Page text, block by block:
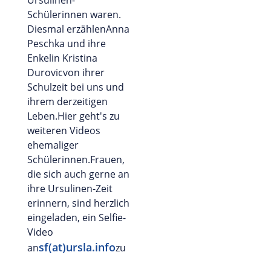
Schülerinnen waren.
Diesmal erzählenAnna
Peschka und ihre
Enkelin Kristina
Durovicvon ihrer
Schulzeit bei uns und
ihrem derzeitigen
Leben.Hier geht's zu
weiteren Videos
ehemaliger
Schülerinnen.Frauen,
die sich auch gerne an
ihre Ursulinen-Zeit
erinnern, sind herzlich
eingeladen, ein Selfie-
Video
ansf(at)ursla.infozu